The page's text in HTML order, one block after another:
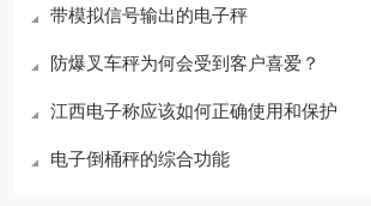
带模拟信号输出的电子秤
防爆叉车秤为何会受到客户喜爱？
江西电子称应该如何正确使用和保护
电子倒桶秤的综合功能